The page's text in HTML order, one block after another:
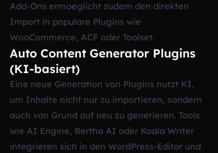
Add-Ons ermoeglicht zudem den direkten
Import in populare Plugins wie
WooCommerce, ACF oder Toolset.
Auto Content Generator Plugins
(KI-basiert)
Eine neue Generation von Plugins nutzt KI,
um Inhalte nicht nur zu importieren, sondern
auch von Grund auf neu zu generieren. Tools
wie AI Engine, Bertha AI oder Koala Writer
integrieren sich in den WordPress-Editor und